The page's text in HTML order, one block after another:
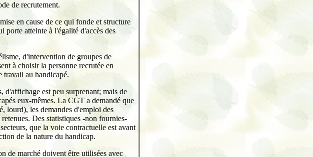
de recrutement.
en cause de ce qui fonde et structure
porte atteinte à l'égalité d'accès des
d'intervention de groupes de
à choisir la personne recrutée en
travail au handicapé.
est peu surprenant; mais de
eux-mêmes. La CGT a demandé que
lourd), les demandes d'emploi des
Des statistiques -non fournies-
que la voie contractuelle est avant
de la nature du handicap.
de marché doivent être utilisées avec